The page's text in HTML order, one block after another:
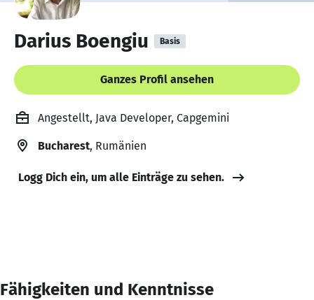
Darius Boengiu Basis
Ganzes Profil ansehen
Angestellt, Java Developer, Capgemini
Bucharest, Rumänien
Logg Dich ein, um alle Einträge zu sehen.
Fähigkeiten und Kenntnisse